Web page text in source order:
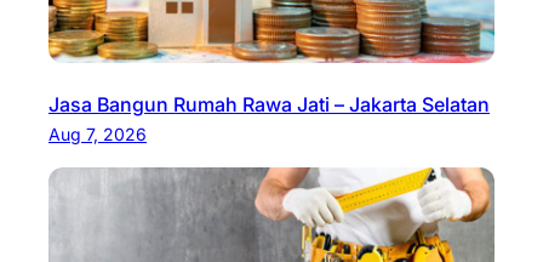
Jasa Bangun Rumah Rawa Jati – Jakarta Selatan
Aug 7, 2026